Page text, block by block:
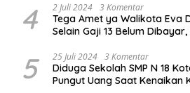
Lampung
4 2 Juli 2024 3 Komentar
Tega Amet ya Walikota Eva
Selain Gaji 13 Belum
Dibayar
5 25 Juli 2024 3 Komentar
Diduga Sekolah SMP N 18
Pungut Uang Saat Kenaikan